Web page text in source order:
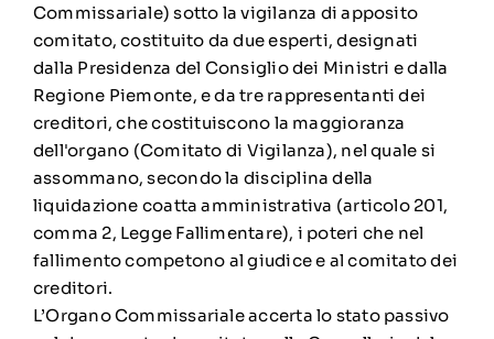
Commissariale) sotto la vigilanza di apposito
comitato, costituito da due esperti, designati
dalla Presidenza del Consiglio dei Ministri e dalla
Regione Piemonte, e da tre rappresentanti dei
creditori, che costituiscono la maggioranza
dell'organo (Comitato di Vigilanza), nel quale si
assommano, secondo la disciplina della
liquidazione coatta amministrativa (articolo 201,
comma 2, Legge Fallimentare), i poteri che nel
fallimento competono al giudice e al comitato dei
creditori.
L’Organo Commissariale accerta lo stato passivo